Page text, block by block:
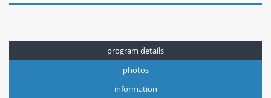
program details
photos
information